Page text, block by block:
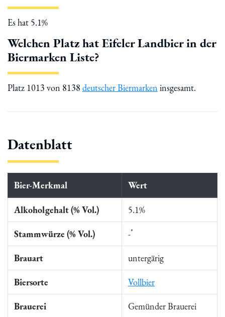
Es hat 5.1%
Welchen Platz hat Eifeler Landbier in der
Biermarken Liste?
Platz 1013 von 8138 deutscher Biermarken insgesamt.
Datenblatt
Bier-Merkmal Wert
Alkoholgehalt (% Vol.) 5.1%
Stammwürze (% Vol.) -*
Brauart untergärig
Biersorte Vollbier
Brauerei Gemünder Brauerei